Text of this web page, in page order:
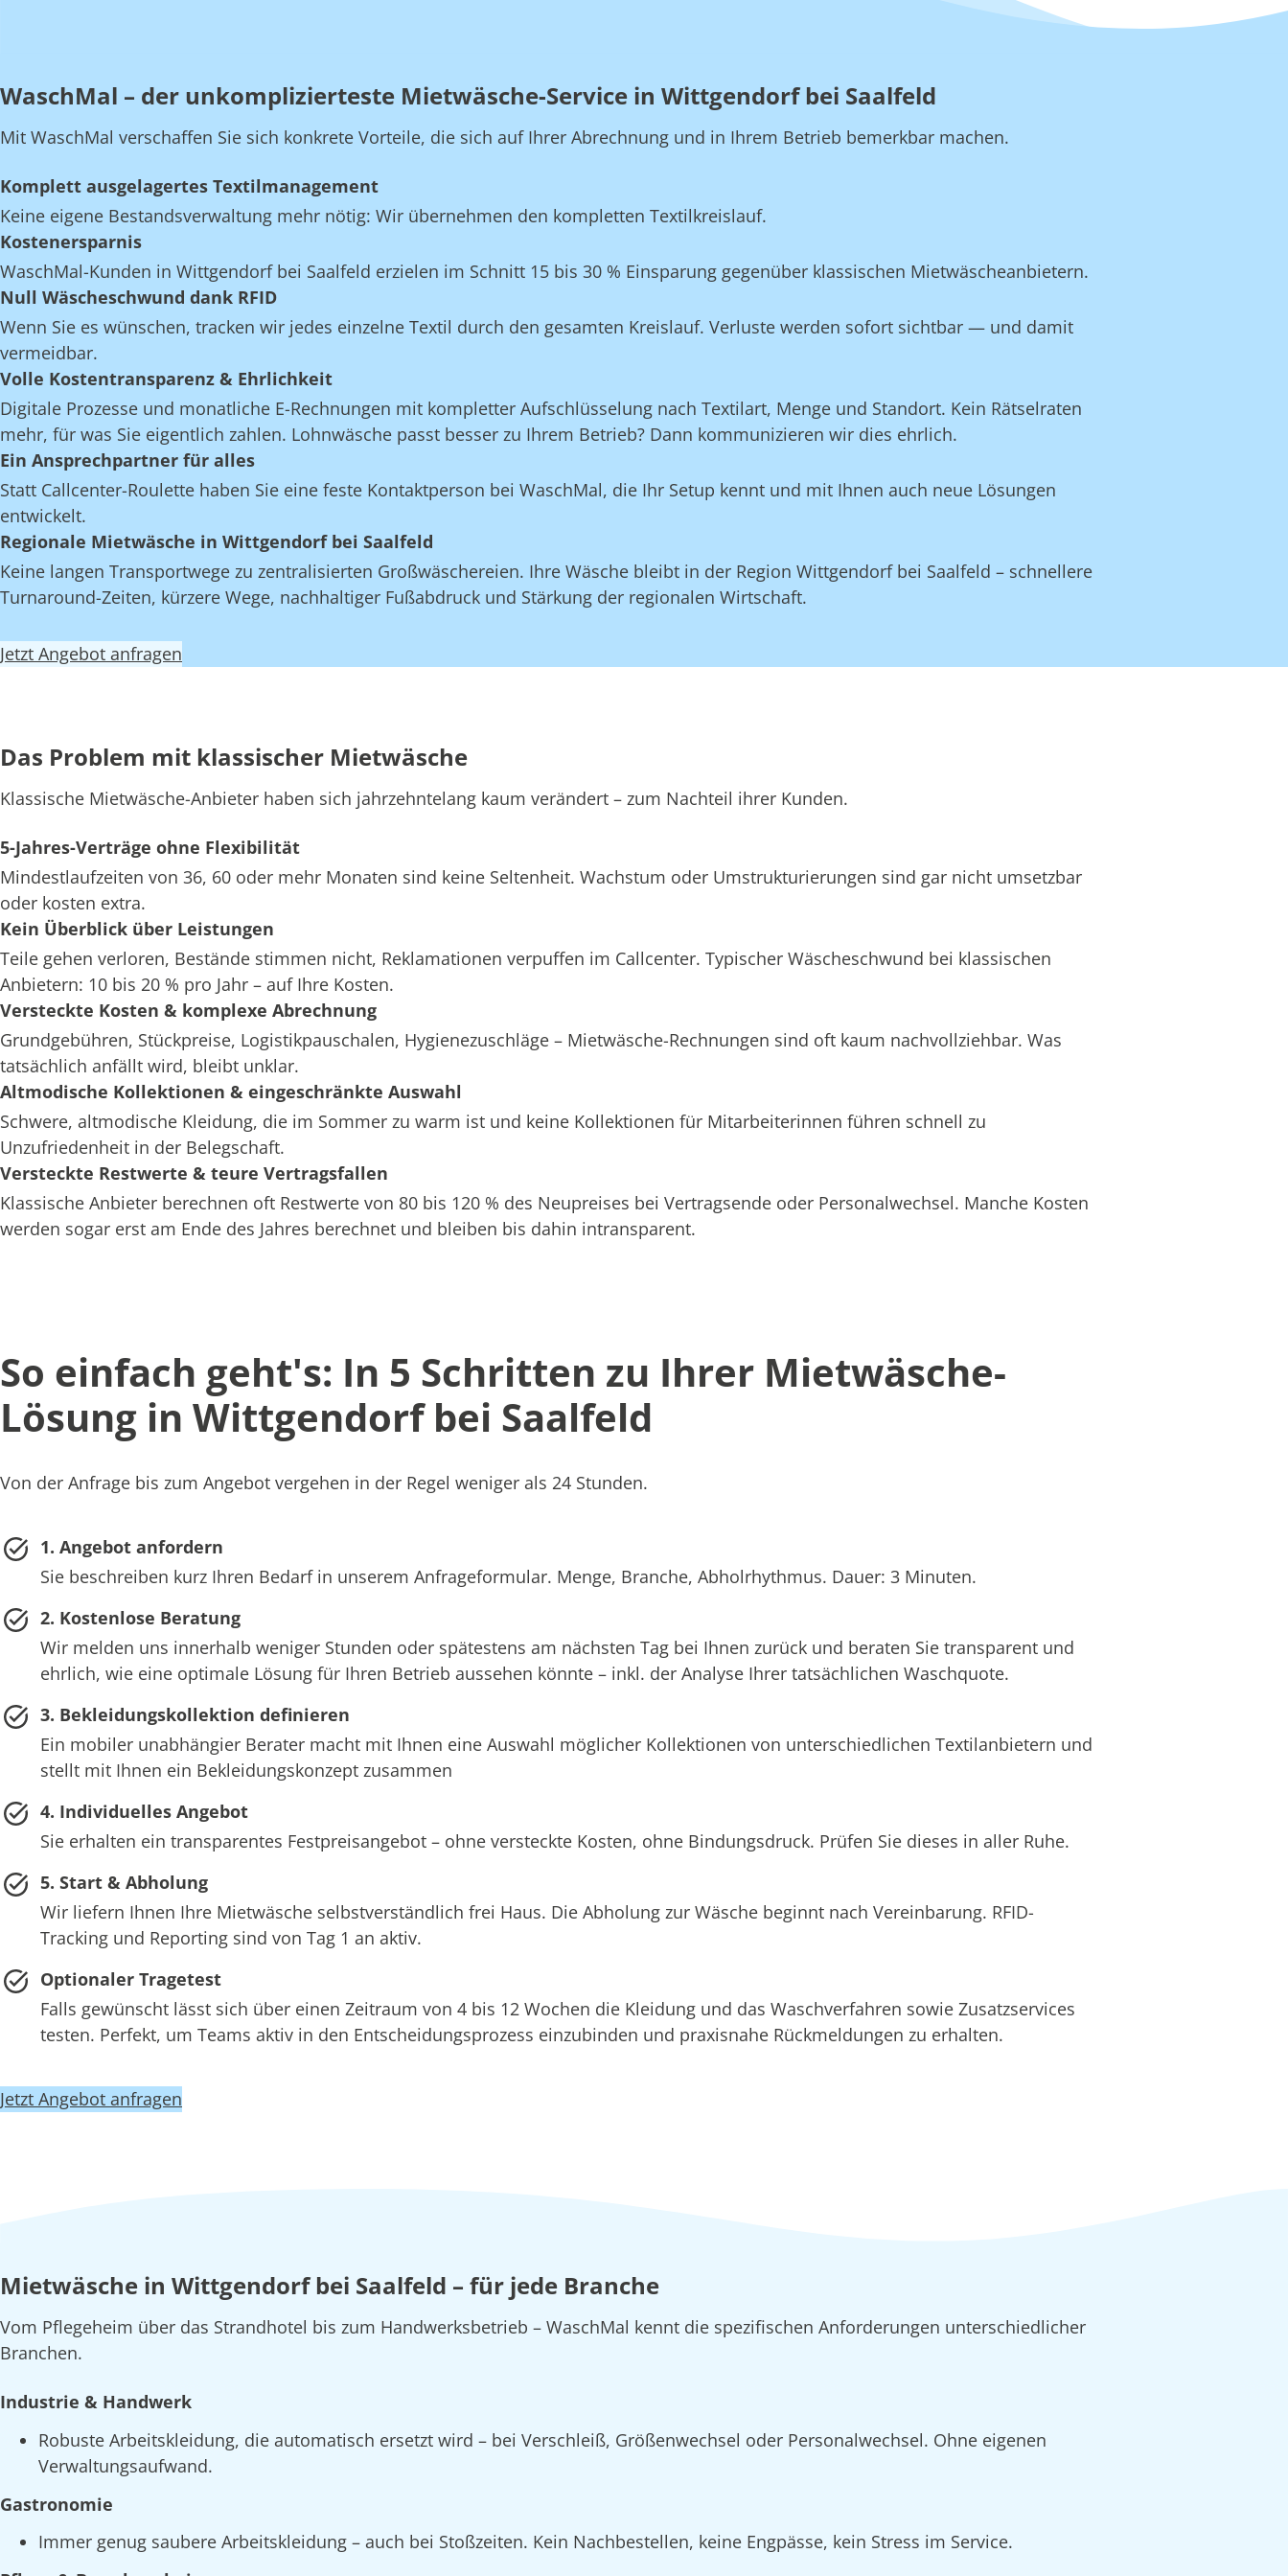
WaschMal – der unkomplizierteste Mietwäsche-Service in Wittgendorf bei Saalfeld
Mit WaschMal verschaffen Sie sich konkrete Vorteile, die sich auf Ihrer Abrechnung und in Ihrem Betrieb bemerkbar machen.
Komplett ausgelagertes Textilmanagement
Keine eigene Bestandsverwaltung mehr nötig: Wir übernehmen den kompletten Textilkreislauf.
Kostenersparnis
WaschMal-Kunden in Wittgendorf bei Saalfeld erzielen im Schnitt 15 bis 30 % Einsparung gegenüber klassischen Mietwäscheanbietern.
Null Wäscheschwund dank RFID
Wenn Sie es wünschen, tracken wir jedes einzelne Textil durch den gesamten Kreislauf. Verluste werden sofort sichtbar — und damit
vermeidbar.
Volle Kostentransparenz & Ehrlichkeit
Digitale Prozesse und monatliche E-Rechnungen mit kompletter Aufschlüsselung nach Textilart, Menge und Standort. Kein Rätselraten
mehr, für was Sie eigentlich zahlen. Lohnwäsche passt besser zu Ihrem Betrieb? Dann kommunizieren wir dies ehrlich.
Ein Ansprechpartner für alles
Statt Callcenter-Roulette haben Sie eine feste Kontaktperson bei WaschMal, die Ihr Setup kennt und mit Ihnen auch neue Lösungen
entwickelt.
Regionale Mietwäsche in Wittgendorf bei Saalfeld
Keine langen Transportwege zu zentralisierten Großwäschereien. Ihre Wäsche bleibt in der Region Wittgendorf bei Saalfeld – schnellere
Turnaround-Zeiten, kürzere Wege, nachhaltiger Fußabdruck und Stärkung der regionalen Wirtschaft.
Jetzt Angebot anfragen
Das Problem mit klassischer Mietwäsche
Klassische Mietwäsche-Anbieter haben sich jahrzehntelang kaum verändert – zum Nachteil ihrer Kunden.
5-Jahres-Verträge ohne Flexibilität
Mindestlaufzeiten von 36, 60 oder mehr Monaten sind keine Seltenheit. Wachstum oder Umstrukturierungen sind gar nicht umsetzbar
oder kosten extra.
Kein Überblick über Leistungen
Teile gehen verloren, Bestände stimmen nicht, Reklamationen verpuffen im Callcenter. Typischer Wäscheschwund bei klassischen
Anbietern: 10 bis 20 % pro Jahr – auf Ihre Kosten.
Versteckte Kosten & komplexe Abrechnung
Grundgebühren, Stückpreise, Logistikpauschalen, Hygienezuschläge – Mietwäsche-Rechnungen sind oft kaum nachvollziehbar. Was
tatsächlich anfällt wird, bleibt unklar.
Altmodische Kollektionen & eingeschränkte Auswahl
Schwere, altmodische Kleidung, die im Sommer zu warm ist und keine Kollektionen für Mitarbeiterinnen führen schnell zu
Unzufriedenheit in der Belegschaft.
Versteckte Restwerte & teure Vertragsfallen
Klassische Anbieter berechnen oft Restwerte von 80 bis 120 % des Neupreises bei Vertragsende oder Personalwechsel. Manche Kosten
werden sogar erst am Ende des Jahres berechnet und bleiben bis dahin intransparent.
So einfach geht's: In 5 Schritten zu Ihrer Mietwäsche-
Lösung in Wittgendorf bei Saalfeld
Von der Anfrage bis zum Angebot vergehen in der Regel weniger als 24 Stunden.
1. Angebot anfordern
Sie beschreiben kurz Ihren Bedarf in unserem Anfrageformular. Menge, Branche, Abholrhythmus. Dauer: 3 Minuten.
2. Kostenlose Beratung
Wir melden uns innerhalb weniger Stunden oder spätestens am nächsten Tag bei Ihnen zurück und beraten Sie transparent und
ehrlich, wie eine optimale Lösung für Ihren Betrieb aussehen könnte – inkl. der Analyse Ihrer tatsächlichen Waschquote.
3. Bekleidungskollektion definieren
Ein mobiler unabhängier Berater macht mit Ihnen eine Auswahl möglicher Kollektionen von unterschiedlichen Textilanbietern und
stellt mit Ihnen ein Bekleidungskonzept zusammen
4. Individuelles Angebot
Sie erhalten ein transparentes Festpreisangebot – ohne versteckte Kosten, ohne Bindungsdruck. Prüfen Sie dieses in aller Ruhe.
5. Start & Abholung
Wir liefern Ihnen Ihre Mietwäsche selbstverständlich frei Haus. Die Abholung zur Wäsche beginnt nach Vereinbarung. RFID-
Tracking und Reporting sind von Tag 1 an aktiv.
Optionaler Tragetest
Falls gewünscht lässt sich über einen Zeitraum von 4 bis 12 Wochen die Kleidung und das Waschverfahren sowie Zusatzservices
testen. Perfekt, um Teams aktiv in den Entscheidungsprozess einzubinden und praxisnahe Rückmeldungen zu erhalten.
Jetzt Angebot anfragen
Mietwäsche in Wittgendorf bei Saalfeld – für jede Branche
Vom Pflegeheim über das Strandhotel bis zum Handwerksbetrieb – WaschMal kennt die spezifischen Anforderungen unterschiedlicher
Branchen.
Industrie & Handwerk
Robuste Arbeitskleidung, die automatisch ersetzt wird – bei Verschleiß, Größenwechsel oder Personalwechsel. Ohne eigenen
Verwaltungsaufwand.
Gastronomie
Immer genug saubere Arbeitskleidung – auch bei Stoßzeiten. Kein Nachbestellen, keine Engpässe, kein Stress im Service.